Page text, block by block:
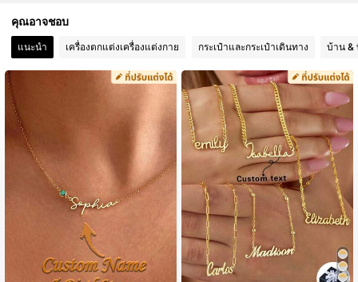
4.81 1.4K ผู้ติดตาม
1.4K ผู้ติดตาม
1.4K ผู้ติดตาม
1.4K ผู้ติดตาม
1.4K ผู้ติดตาม
คุณอาจชอบ
แนะนำ เครื่องตกแต่งเครื่องแต่งกาย กระเป๋าและกระเป๋าเดินทาง บ้าน &